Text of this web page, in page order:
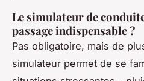
Le simulateur de
passage indispensable ?
Pas obligatoire, mais de
simulateur permet de se